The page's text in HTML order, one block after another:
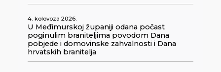
4. kolovoza 2026.
U Međimurskoj županiji odana počast
poginulim braniteljima povodom Dana
pobjede i domovinske zahvalnosti i Dana
hrvatskih branitelja